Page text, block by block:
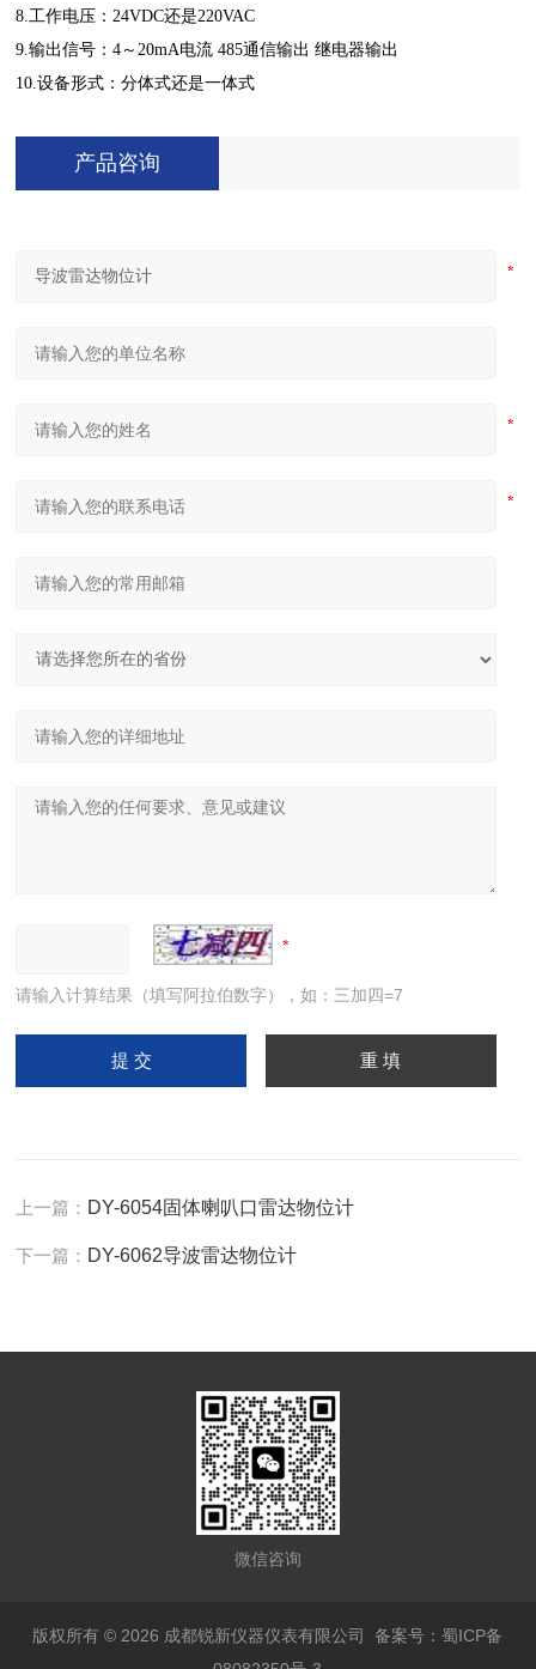
8.工作电压：24VDC还是220VAC
9.输出信号：4～20mA电流 485通信输出 继电器输出
10.设备形式：分体式还是一体式
产品咨询
请输入计算结果（填写阿拉伯数字），如：三加四=7
上一篇： DY-6054固体喇叭口雷达物位计
下一篇： DY-6062导波雷达物位计
微信咨询
版权所有 © 2026 成都锐新仪器仪表有限公司备案号：蜀ICP备